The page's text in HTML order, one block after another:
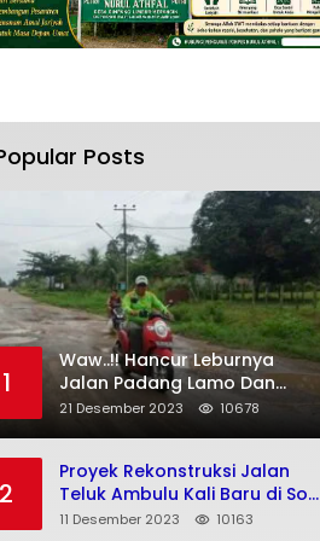
Posts
1
Waw..!! Hancur Leburnya
Jalan Padang Lamo Dan
Jalan Lingkungan Kelurahan
21 Desember 2023 10678
2
Proyek Rekonstruksi Jalan
Teluk Ambulu Kali Baru di Soal
Warga
11 Desember 2023 10163